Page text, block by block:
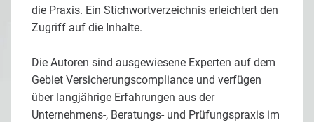
die Praxis. Ein Stichwortverzeichnis erleichtert den
Zugriff auf die Inhalte.
Die Autoren sind ausgewiesene Experten auf dem
Gebiet Versicherungscompliance und verfügen
über langjährige Erfahrungen aus der
Unternehmens-, Beratungs- und Prüfungspraxis im